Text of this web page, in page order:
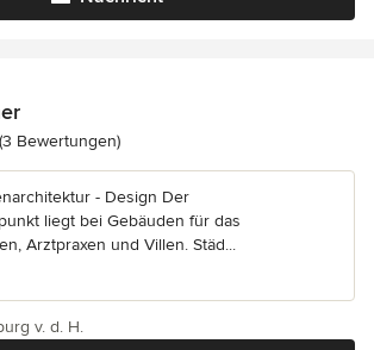
5 von 5 Sternen
(3 Bewertungen)
- Design Der
liegt bei Gebäuden für das
Arztpraxen und Villen. Städ...
v. d. H.